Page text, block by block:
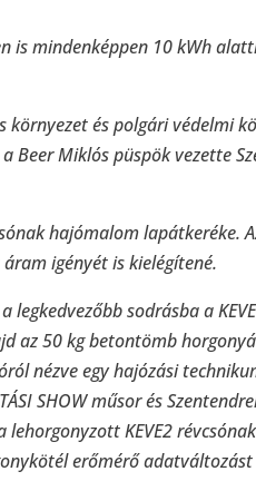
is mindenképpen 10 kWh
és polgári védelmi
Beer Miklós püspök vezette
hajómalom lapátkeréke.
igényét is kielégítené.
sodrásba a
az 50 kg betontömb
nézve egy hajózási
SHOW műsor és
KEVE2 révcsónak
erőmérő